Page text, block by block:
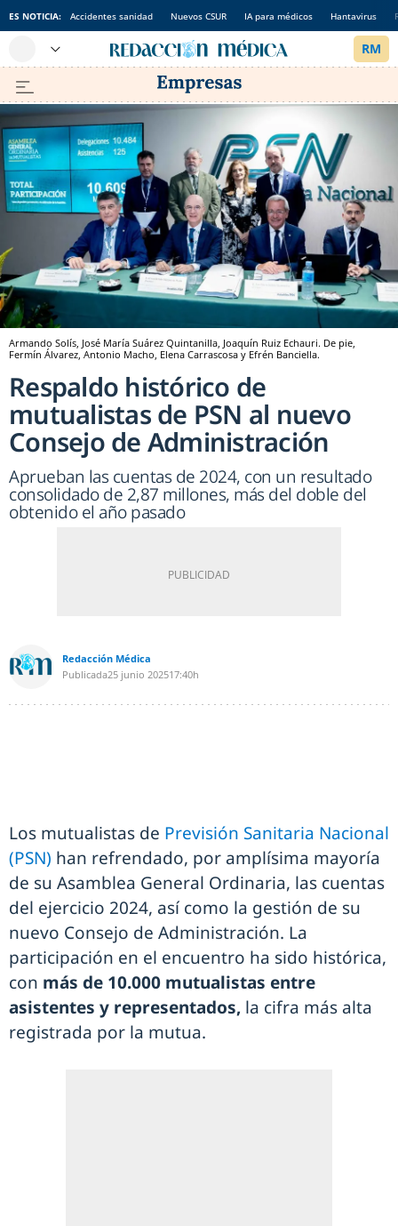
ES NOTICIA: Accidentes sanidad Nuevos CSUR IA para médicos Hantavirus
Armando Solís, José María Suárez Quintanilla, Joaquín Ruiz Echauri. De pie,
Fermín Álvarez, Antonio Macho, Elena Carrascosa y Efrén Banciella.
Respaldo histórico de
mutualistas de PSN al nuevo
Consejo de Administración
Aprueban las cuentas de 2024, con un resultado
consolidado de 2,87 millones, más del doble del
obtenido el año pasado
Redacción Médica
Publicada25 junio 202517:40h
Los mutualistas de Previsión Sanitaria Nacional
(PSN) han refrendado, por amplísima mayoría
de su Asamblea General Ordinaria, las cuentas
del ejercicio 2024, así como la gestión de su
nuevo Consejo de Administración. La
participación en el encuentro ha sido histórica,
con más de 10.000 mutualistas entre
asistentes y representados, la cifra más alta
registrada por la mutua.